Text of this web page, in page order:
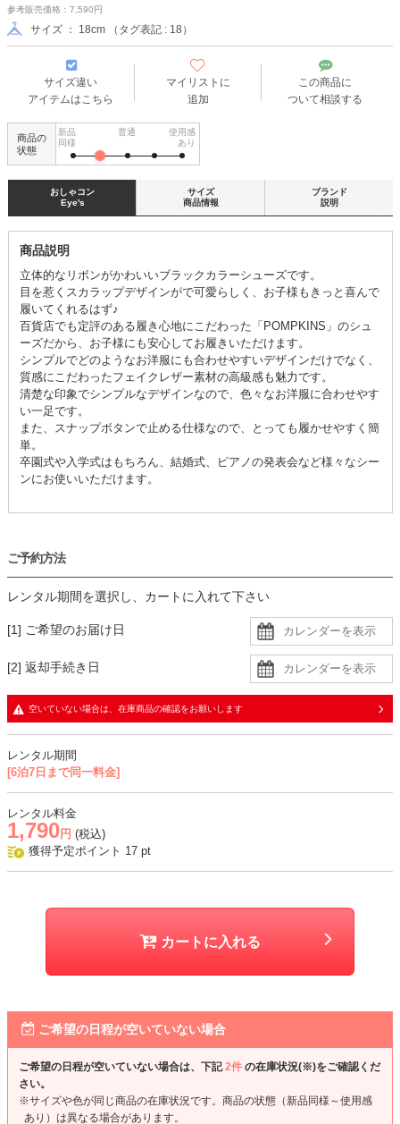
参考販売価格：7,590円
サイズ ： 18cm （タグ表記 : 18）
サイズ違い
アイテムはこちら
マイリストに
追加
この商品に
ついて相談する
商品の
状態
新品
同様
普通
使用感
あり
おしゃコン
Eye's
商品説明
立体的なリボンがかわいいブラックカラーシューズです。
目を惹くスカラップデザインがで可愛らしく、お子様もきっと喜んで
履いてくれるはず♪
百貨店でも定評のある履き心地にこだわった「POMPKINS」のシュ
ーズだから、お子様にも安心してお履きいただけます。
シンプルでどのようなお洋服にも合わせやすいデザインだけでなく、
質感にこだわったフェイクレザー素材の高級感も魅力です。
清楚な印象でシンプルなデザインなので、色々なお洋服に合わせやす
い一足です。
また、スナップボタンで止める仕様なので、とっても履かせやすく簡
単。
卒園式や入学式はもちろん、結婚式、ピアノの発表会など様々なシー
ンにお使いいただけます。
サイズ
商品情報
ブランド
説明
ご予約方法
レンタル期間を選択し、カートに入れて下さい
[1] ご希望のお届け日
[2] 返却手続き日
空いていない場合は、在庫商品の確認をお願いします
レンタル期間
[6泊7日まで同一料金]
レンタル料金
1,790 円 (税込)
獲得予定ポイント 17 pt
カートに入れる
ご希望の日程が空いていない場合
ご希望の日程が空いていない場合は、下記2件 の在庫状況(※)をご確認くだ
さい。
※サイズや色が同じ商品の在庫状況です。商品の状態（新品同様～使用感
あり）は異なる場合があります。